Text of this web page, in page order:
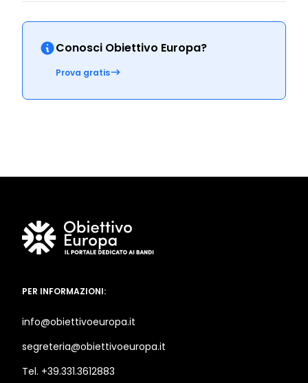
Conosci Obiettivo Europa?
Prova gratis
PER INFORMAZIONI:
info@obiettivoeuropa.it
segreteria@obiettivoeuropa.it
Tel. +39.331.3612883